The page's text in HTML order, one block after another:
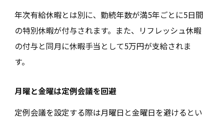
年次有給休暇とは別に、勤続年数が満5年ごとに5日間
の特別休暇が付与されます。また、リフレッシュ休暇
の付与と同月に休暇手当として5万円が支給されま
す。
月曜と金曜は定例会議を回避
定例会議を設定する際は月曜日と金曜日を避けるとい